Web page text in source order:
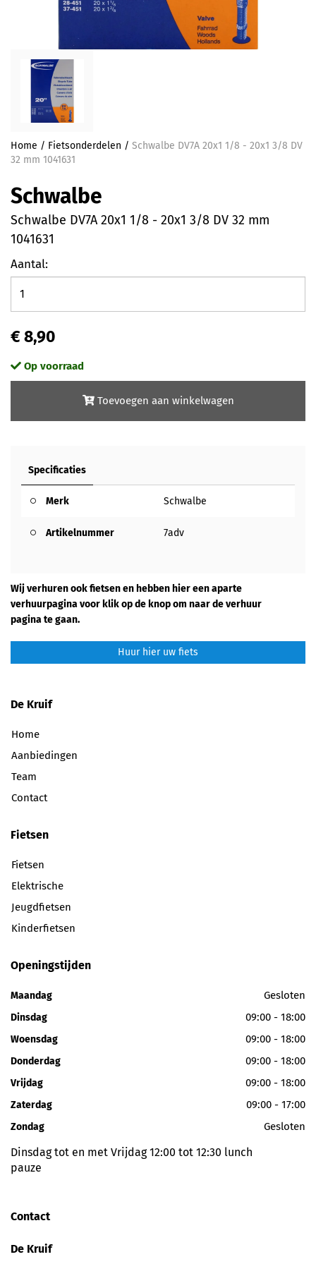
Home / Fietsonderdelen / Schwalbe DV7A 20x1 1/8 - 20x1 3/8 DV
32 mm 1041631
Schwalbe
Schwalbe DV7A 20x1 1/8 - 20x1 3/8 DV 32 mm
1041631
Aantal:
€ 8,90
Op voorraad
Toevoegen aan winkelwagen
Specificaties
Merk Schwalbe
Artikelnummer 7adv
Wij verhuren ook fietsen en hebben hier een aparte
verhuurpagina voor klik op de knop om naar de verhuur
pagina te gaan.
Huur hier uw fiets
De Kruif
Home
Aanbiedingen
Team
Contact
Fietsen
Fietsen
Elektrische
Jeugdfietsen
Kinderfietsen
Openingstijden
Maandag Gesloten
Dinsdag 09:00 - 18:00
Woensdag 09:00 - 18:00
Donderdag 09:00 - 18:00
Vrijdag 09:00 - 18:00
Zaterdag 09:00 - 17:00
Zondag Gesloten
Dinsdag tot en met Vrijdag 12:00 tot 12:30 lunch
pauze
Contact
De Kruif